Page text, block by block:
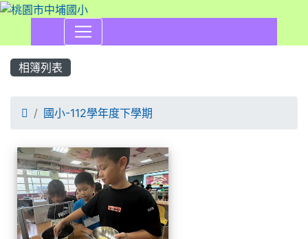
相簿列表
 國小-112學年度下學期
相簿列表 英語夏令營 English